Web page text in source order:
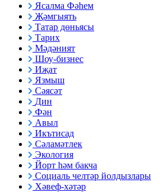
Ясалма Фәһем
Җәмгыять
Татар дөньясы
Тарих
Мәдәният
Шоу-бизнес
Иҗат
Язмыш
Сәясәт
Дин
Фән
Авыл
Икътисад
Сәламәтлек
Экология
Йорт һәм бакча
Социаль челтәр йолдызлары
Хәвеф-хәтәр